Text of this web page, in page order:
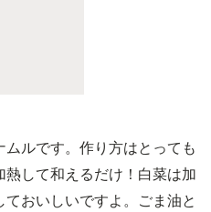
ルです。作り方はとっても
して和えるだけ！白菜は加
おいしいですよ。ごま油と